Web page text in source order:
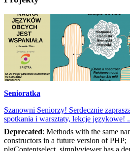
Senioratka
Szanowni Seniorzy! Serdecznie
spotkania i warsztaty, lekcje językowe!
Deprecated: Methods with the same
constructors in a future version of PHP;
plgContentselect_simplyviewer has a